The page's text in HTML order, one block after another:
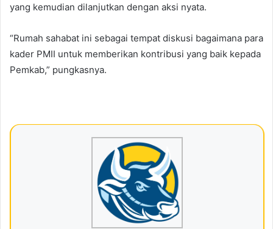
yang kemudian dilanjutkan dengan aksi nyata.
“Rumah sahabat ini sebagai tempat diskusi bagaimana para
kader PMII untuk memberikan kontribusi yang baik kepada
Pemkab,” pungkasnya.